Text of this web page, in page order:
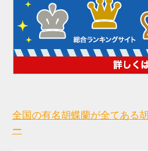
全国の有名胡蝶蘭が全てある
ー